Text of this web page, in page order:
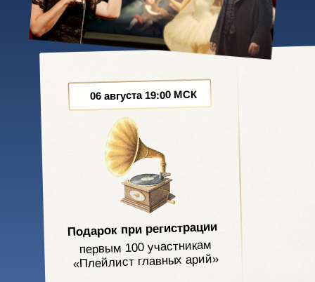
06 августа 19:00 МСК
Подарок при регистрации
первым 100 участникам
«Плейлист главных арий»